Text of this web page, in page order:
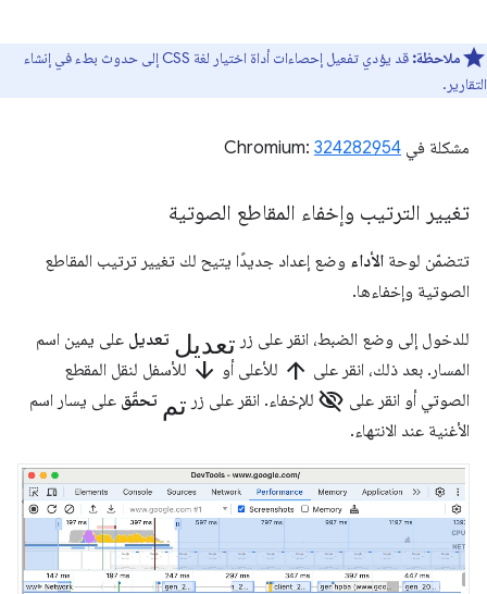
ملاحظة:
قد يؤدي تفعيل إحصاءات أداة اختيار لغة CSS إلى حدوث بطء في إنشاء
التقارير.
مشكلة في Chromium: 324282954
تغيير الترتيب وإخفاء المقاطع الصوتية
تتضمّن لوحة الأداء وضع إعداد جديدًا يتيح لك تغيير ترتيب المقاطع
الصوتية وإخفاءها.
للدخول إلى وضع الضبط، انقر على زر تعديل تعديل على يمين اسم
المسار. بعد ذلك، انقر على arrow_upward للأعلى أو arrow_downward للأسفل لنقل المقطع
الصوتي أو انقر على visibility_off للإخفاء. انقر على زر تم تحقّق على يسار اسم
الأغنية عند الانتهاء.